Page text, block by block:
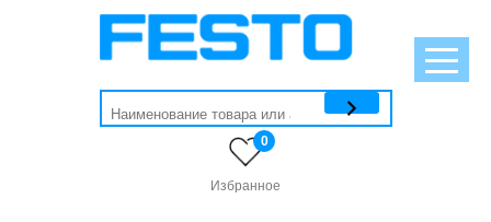
Избранное
0